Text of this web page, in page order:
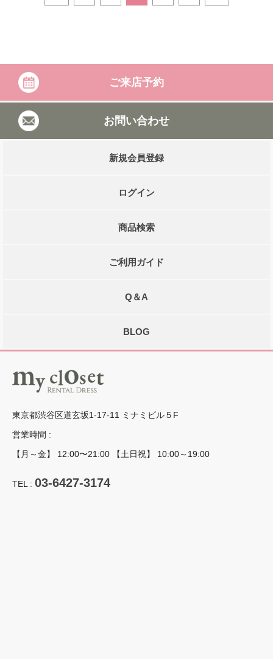
ご来店予約
お問い合わせ
新規会員登録
ログイン
商品検索
ご利用ガイド
Q＆A
BLOG
東京都渋谷区道玄坂1-17-11 ミナミビル５F
営業時間 :
【月～金】 12:00〜21:00 【土日祝】 10:00～19:00
TEL : 03-6427-3174